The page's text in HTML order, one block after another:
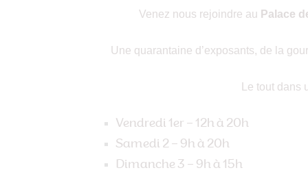
Venez nous rejoindre au Palace
Une quarantaine d’exposants, de la
Le tout dans
Vendredi 1er – 12h à 20h
Samedi 2 – 9h à 20h
Dimanche 3 – 9h à 15h